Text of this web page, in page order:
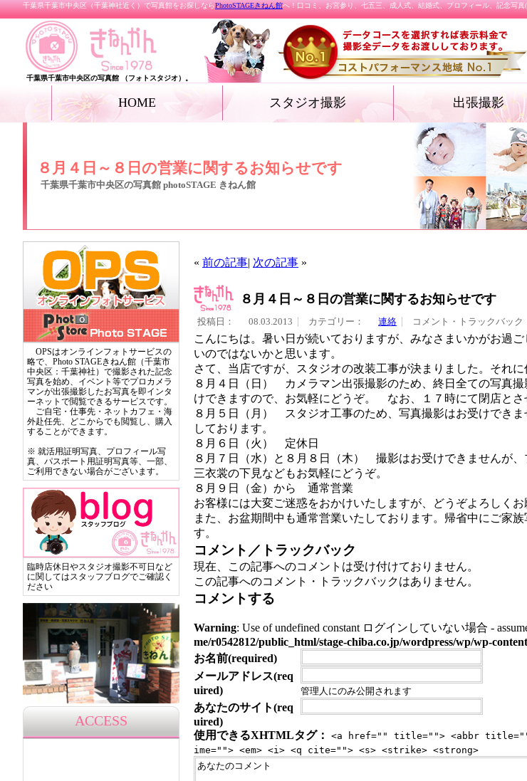
千葉県千葉市中央区（千葉神社近く）で写真館をお探しならPhotoSTAGEきねん館へ！口コミ、お宮参り、七五三、成人式、結婚式、プロフィール、記念写
千葉県千葉市中央区の写真館 （フォトスタジオ）。
HOME スタジオ撮影 出張撮影
結婚式
施設撮影（入園式・入学式
飲食店メニュー
８月４日～８日の営業に関するお知らせです
千葉県千葉市中央区の写真館 photoSTAGE きねん館
OPSはオンラインフォトサービスの
略で、Photo STAGEきねん館（千葉市
中央区：千葉神社）で撮影された記念
写真を始め、イベント等でプロカメラ
マンが出張撮影したお写真を即インタ
ーネットで閲覧できるサービスです。
ご自宅・仕事先・ネットカフェ・海
外赴任先、どこからでも閲覧し、購入
することができます。
※ 就活用証明写真、プロフィール写
真、パスポート用証明写真等、一部、
ご利用できない場合がございます。
臨時店休日やスタジオ撮影不可日など
に関してはスタッフブログでご確認く
ださい
ACCESS
« 前の記事| 次の記事 »
８月４日～８日の営業に関するお知らせです
投稿日： 08.03.2013 カテゴリー： 連絡 コメント・トラックバック
こんにちは。暑い日が続いておりますが、みなさまいかがお過
いのではないかと思います。
さて、当店ですが、スタジオの改装工事が決まりました。それに
８月４日（日） カメラマン出張撮影のため、終日全ての写真
けできますので、お気軽にどうぞ。 なお、１７時にて閉店とさ
８月５日（月） スタジオ工事のため、写真撮影はお受けでき
しております。
８月６日（火） 定休日
８月７日（水）と８月８日（木） 撮影はお受けできませんが
三衣裳の下見などもお気軽にどうぞ。
８月９日（金）から 通常営業
お客様には大変ご迷惑をおかけいたしますが、どうぞよろしくお
また、お盆期間中も通常営業いたしております。帰省中にご家
す。
コメント／トラックバック
現在、この記事へのコメントは受け付けておりません。
この記事へのコメント・トラックバックはありません。
コメントする
Warning: Use of undefined constant ログインしていない場合 -
me/r0542812/public_html/stage-chiba.co.jp/wordpress/wp/wp-
お名前(required)
メールアドレス(req
uired)
管理人にのみ公開されます
あなたのサイト(req
uired)
使用できるXHTMLタグ：
<a href="" title=""> <abbr
ime=""> <em> <i> <q cite=""> <s> <strike> <strong>